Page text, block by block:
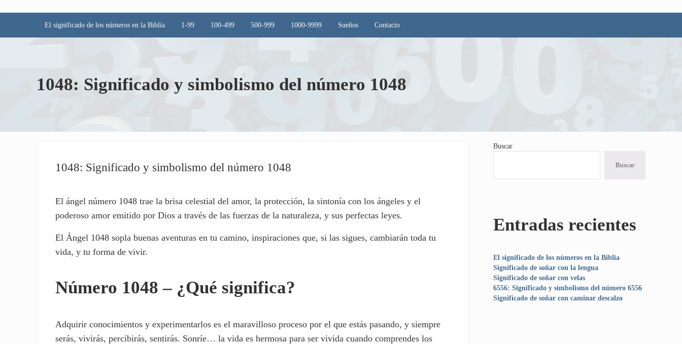
El significado de los números en la Biblia 1-99 100-499 500-999 1000-9999 Sueños Contacto
1048: Significado y simbolismo del número 1048
1048: Significado y simbolismo del número 1048
El ángel número 1048 trae la brisa celestial del amor, la protección, la sintonía con los ángeles y el
poderoso amor emitido por Dios a través de las fuerzas de la naturaleza, y sus perfectas leyes.
El Ángel 1048 sopla buenas aventuras en tu camino, inspiraciones que, si las sigues, cambiarán toda tu
vida, y tu forma de vivir.
Número 1048 – ¿Qué significa?
Adquirir conocimientos y experimentarlos es el maravilloso proceso por el que estás pasando, y siempre
serás, vivirás, percibirás, sentirás. Sonríe… la vida es hermosa para ser vivida cuando comprendes los
Sidebar
Buscar
Buscar
Entradas recientes
El significado de los números en la Biblia
Significado de soñar con la lengua
Significado de soñar con velas
6556: Significado y simbolismo del número 6556
Significado de soñar con caminar descalzo